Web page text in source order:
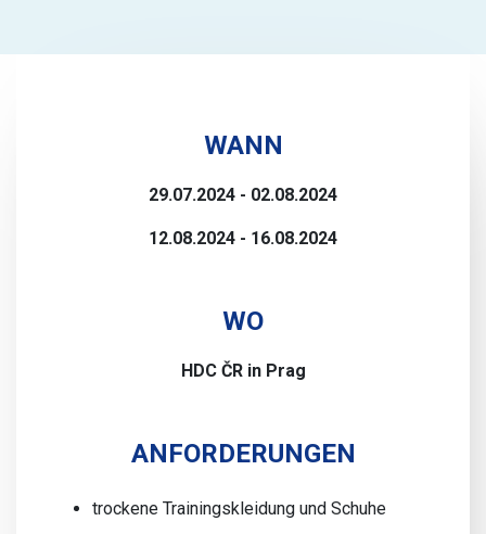
WANN
29.07.2024 - 02.08.2024
12.08.2024 - 16.08.2024
WO
HDC ČR in Prag
ANFORDERUNGEN
trockene Trainingskleidung und Schuhe